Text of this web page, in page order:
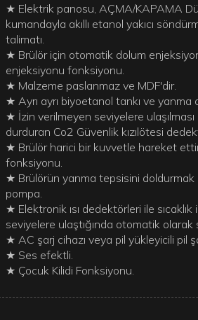
★ Elektrik panosu, AÇMA/KAPAMA
kumandayla akıllı etanol yakıcı
talimatı.
★ Brülör için otomatik dolum
enjeksiyonu fonksiyonu.
★ Malzeme paslanmaz ve MDF'dir.
★ Ayrı ayrı biyoetanol tankı ve yanma
★ İzin verilmeyen seviyelere ulaşılması
durduran Co2 Güvenlik kızılötesi
★ Brülör harici bir kuvvetle hareket
fonksiyonu.
★ Brülörün yanma tepsisini
pompa.
★ Elektronik ısı dedektörleri ile
seviyelere ulaştığında otomatik olarak
★ AC şarj cihazı veya pil yükleyicili pil
★ Ses efektli.
★ Çocuk Kilidi Fonksiyonu.